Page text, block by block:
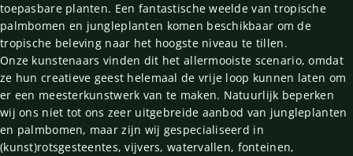
toepasbare planten. Een fantastische weelde van tropische
palmbomen en jungleplanten komen beschikbaar om de
tropische beleving naar het hoogste niveau te tillen.
Onze kunstenaars vinden dit het allermooiste scenario, omdat
ze hun creatieve geest helemaal de vrije loop kunnen laten om
er een meesterkunstwerk van te maken. Natuurlijk beperken
wij ons niet tot ons zeer uitgebreide aanbod van jungleplanten
en palmbomen, maar zijn wij gespecialiseerd in
(kunst)rotsgesteentes, vijvers, watervallen, fonteinen,